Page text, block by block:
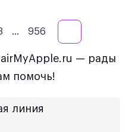
... 956
— рады
помочь!
линия